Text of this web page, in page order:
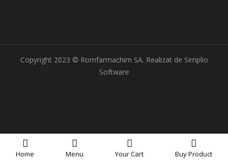
Home Menu YourCart Buy Product
Copyright 2023 © Romfarmachim SA. Realizat de Simplio
Software